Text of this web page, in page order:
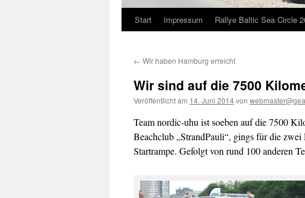
Start Impressum Rallye Baltic Sea Circle
← Wir haben Hamburg erreicht
Wir sind auf die 7500
Veröffentlicht am 14. Juni 2014von
Team nordic-uhu ist soeben auf die 7500
Beachclub „StrandPauli“, gings für die
Startrampe. Gefolgt von rund 100 anderen